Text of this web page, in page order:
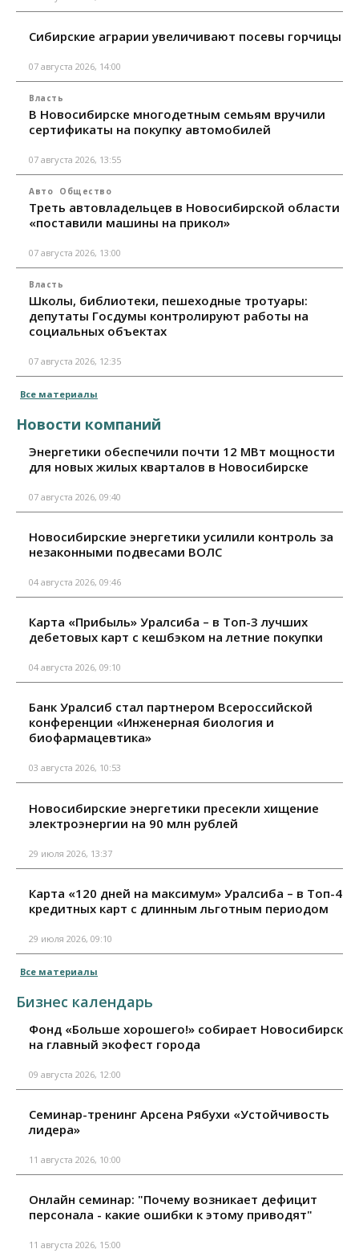
Сибирские аграрии увеличивают посевы горчицы
07 августа 2026, 14:00
Власть
В Новосибирске многодетным семьям вручили
сертификаты на покупку автомобилей
07 августа 2026, 13:55
Авто Общество
Треть автовладельцев в Новосибирской области
«поставили машины на прикол»
07 августа 2026, 13:00
Власть
Школы, библиотеки, пешеходные тротуары:
депутаты Госдумы контролируют работы на
социальных объектах
07 августа 2026, 12:35
Все материалы
Новости компаний
Энергетики обеспечили почти 12 МВт мощности
для новых жилых кварталов в Новосибирске
07 августа 2026, 09:40
Новосибирские энергетики усилили контроль за
незаконными подвесами ВОЛС
04 августа 2026, 09:46
Карта «Прибыль» Уралсиба – в Топ-3 лучших
дебетовых карт с кешбэком на летние покупки
04 августа 2026, 09:10
Банк Уралсиб стал партнером Всероссийской
конференции «Инженерная биология и
биофармацевтика»
03 августа 2026, 10:53
Новосибирские энергетики пресекли хищение
электроэнергии на 90 млн рублей
29 июля 2026, 13:37
Карта «120 дней на максимум» Уралсиба – в Топ-4
кредитных карт с длинным льготным периодом
29 июля 2026, 09:10
Все материалы
Бизнес календарь
Фонд «Больше хорошего!» собирает Новосибирск
на главный экофест города
09 августа 2026, 12:00
Семинар-тренинг Арсена Рябухи «Устойчивость
лидера»
11 августа 2026, 10:00
Онлайн семинар: "Почему возникает дефицит
персонала - какие ошибки к этому приводят"
11 августа 2026, 15:00